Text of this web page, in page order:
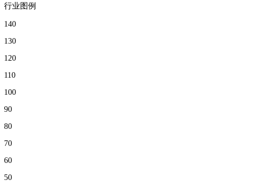
行业图例
140
130
120
110
100
90
80
70
60
50